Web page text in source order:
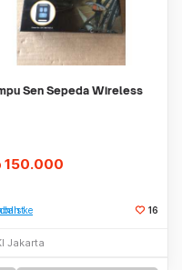
Sen Sepeda Wireless
150.000
Watchlist 16
Jakarta